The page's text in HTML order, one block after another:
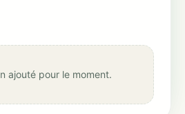
ajouté pour le moment.